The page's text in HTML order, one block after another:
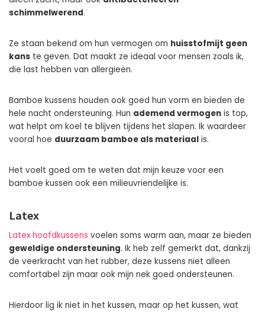
schimmelwerend.
Ze staan bekend om hun vermogen om huisstofmijt geen
kans te geven. Dat maakt ze ideaal voor mensen zoals ik,
die last hebben van allergieën.
Bamboe kussens houden ook goed hun vorm en bieden de
hele nacht ondersteuning. Hun ademend vermogen is top,
wat helpt om koel te blijven tijdens het slapen. Ik waardeer
vooral hoe duurzaam bamboe als materiaal is.
Het voelt goed om te weten dat mijn keuze voor een
bamboe kussen ook een milieuvriendelijke is.
Latex
Latex hoofdkussens voelen soms warm aan, maar ze bieden
geweldige ondersteuning. Ik heb zelf gemerkt dat, dankzij
de veerkracht van het rubber, deze kussens niet alleen
comfortabel zijn maar ook mijn nek goed ondersteunen.
Hierdoor lig ik niet in het kussen, maar op het kussen, wat